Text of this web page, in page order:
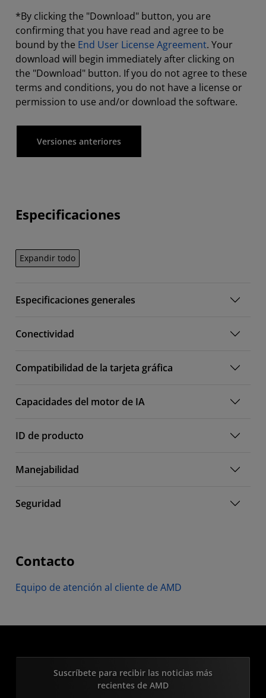
*By clicking the "Download" button, you are
confirming that you have read and agree to be
bound by the End User License Agreement. Your
download will begin immediately after clicking on
the "Download" button. If you do not agree to these
terms and conditions, you do not have a license or
permission to use and/or download the software.
Versiones anteriores
Especificaciones
Expandir todo
Especificaciones generales
Conectividad
Compatibilidad de la tarjeta gráfica
Capacidades del motor de IA
ID de producto
Manejabilidad
Seguridad
Contacto
Equipo de atención al cliente de AMD
Suscríbete para recibir las noticias más
recientes de AMD